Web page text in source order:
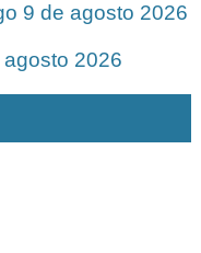
9 de agosto 2026
2026